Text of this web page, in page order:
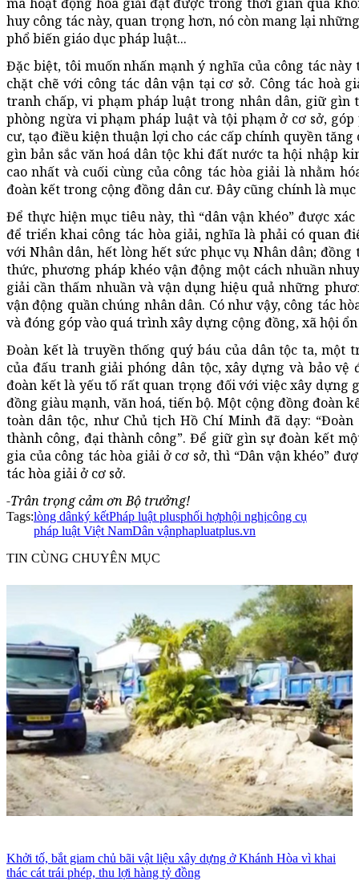
huy công tác này, quan trọng hơn, nó còn mang lại
phổ biến giáo dục pháp luật...
Đặc biệt, tôi muốn nhấn mạnh ý nghĩa của công tác
chặt chẽ với công tác dân vận tại cơ sở. Công tác hoà
tranh chấp, vi phạm pháp luật trong nhân dân, giữ gìn
phòng ngừa vi phạm pháp luật và tội phạm ở cơ sở,
cư, tạo điều kiện thuận lợi cho các cấp chính quyền
gìn bản sắc văn hoá dân tộc khi đất nước ta hội nhập
cao nhất và cuối cùng của công tác hòa giải là nhằm
đoàn kết trong cộng đồng dân cư. Đây cũng chính là
Để thực hiện mục tiêu này, thì “dân vận khéo” được
để triển khai công tác hòa giải, nghĩa là phải có quan
với Nhân dân, hết lòng hết sức phục vụ Nhân dân;
thức, phương pháp khéo vận động một cách nhuần
giải cần thấm nhuần và vận dụng hiệu quả những
vận động quần chúng nhân dân. Có như vậy, công tác
và đóng góp vào quá trình xây dựng cộng đồng, xã hội
Đoàn kết là truyền thống quý báu của dân tộc ta, một
của đấu tranh giải phóng dân tộc, xây dựng và bảo
đoàn kết là yếu tố rất quan trọng đối với việc xây dựng
đồng giàu mạnh, văn hoá, tiến bộ. Một cộng đồng đoàn
toàn dân tộc, như Chủ tịch Hồ Chí Minh đã dạy:
thành công, đại thành công”. Để giữ gìn sự đoàn kết
gia của công tác hòa giải ở cơ sở, thì “Dân vận khéo”
tác hòa giải ở cơ sở.
-Trân trọng cảm ơn Bộ trưởng!
Tags:lòng dânký kếtPháp luật plusphối hợphội nghịcông cụ
pháp luật Việt NamDân vậnphapluatplus.vn
TIN CÙNG CHUYÊN MỤC
Khởi tố, bắt giam chủ bãi vật liệu xây dựng ở Khánh Hòa vì khai
thác cát trái phép, thu lợi hàng tỷ đồng